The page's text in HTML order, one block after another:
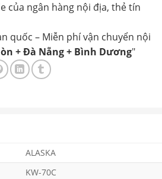
của ngân hàng nội địa, thẻ tín
quốc – Miễn phí vận chuyển nội
+ Đà Nẵng + Bình Dương"
ALASKA
KW-70C